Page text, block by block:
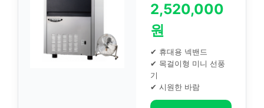
2,520,000
원
✔ 휴대용 넥밴드
✔ 목걸이형 미니 선풍
기
✔ 시원한 바람